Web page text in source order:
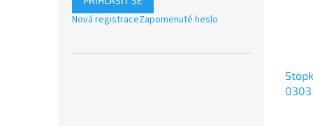
Nová registraceZapomenuté heslo
0303